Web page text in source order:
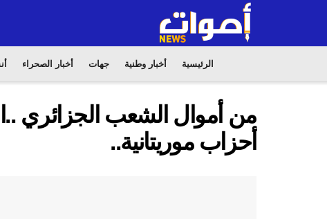
الرئيسية أخبار وطنية جهات أخبار الصحراء
من أموال الشعب الجزائري
أحزاب موريتانية..